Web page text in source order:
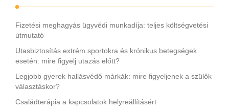
Fizetési meghagyás ügyvédi munkadíja: teljes költségvetési
útmutató
Utasbiztosítás extrém sportokra és krónikus betegségek
esetén: mire figyelj utazás előtt?
Legjobb gyerek hallásvédő márkák: mire figyeljenek a szülők
választáskor?
Családterápia a kapcsolatok helyreállításért